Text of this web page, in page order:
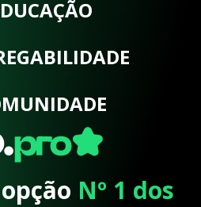
Nº 1 dos